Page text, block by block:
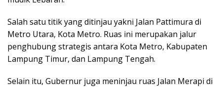
Salah satu titik yang ditinjau yakni Jalan Pattimura di
Metro Utara, Kota Metro. Ruas ini merupakan jalur
penghubung strategis antara Kota Metro, Kabupaten
Lampung Timur, dan Lampung Tengah.
Selain itu, Gubernur juga meninjau ruas Jalan Merapi di